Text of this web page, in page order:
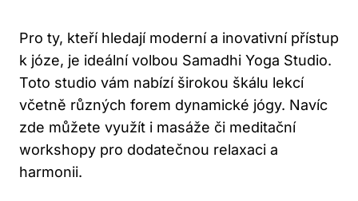
Pro ty, kteří hledají moderní a inovativní přístup
k józe, je ideální volbou Samadhi Yoga Studio.
Toto studio vám nabízí širokou škálu lekcí
včetně různých forem dynamické jógy. Navíc
zde můžete využít i masáže či meditační
workshopy pro dodatečnou relaxaci a
harmonii.